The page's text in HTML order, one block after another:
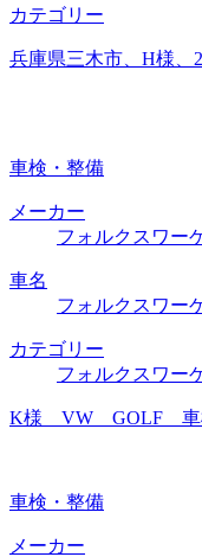
カテゴリー
兵庫県三木市、H様、
車検・整備
メーカー
フォルクスワー
車名
フォルクスワー
カテゴリー
フォルクスワー
K様 VW GOLF 車検
車検・整備
メーカー